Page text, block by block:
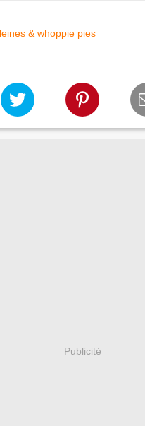
& whoppie pies
Publicité